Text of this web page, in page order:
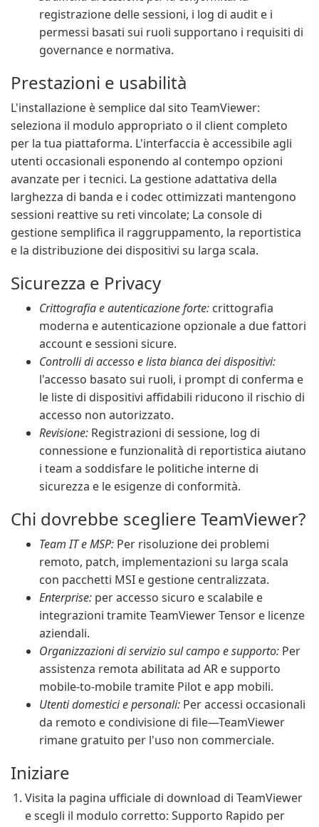
registrazione delle sessioni, i log di audit e i
permessi basati sui ruoli supportano i requisiti di
governance e normativa.
Prestazioni e usabilità
L'installazione è semplice dal sito TeamViewer:
seleziona il modulo appropriato o il client completo
per la tua piattaforma. L'interfaccia è accessibile agli
utenti occasionali esponendo al contempo opzioni
avanzate per i tecnici. La gestione adattativa della
larghezza di banda e i codec ottimizzati mantengono
sessioni reattive su reti vincolate; La console di
gestione semplifica il raggruppamento, la reportistica
e la distribuzione dei dispositivi su larga scala.
Sicurezza e Privacy
Crittografia e autenticazione forte: crittografia
moderna e autenticazione opzionale a due fattori
account e sessioni sicure.
Controlli di accesso e lista bianca dei dispositivi:
l'accesso basato sui ruoli, i prompt di conferma e
le liste di dispositivi affidabili riducono il rischio di
accesso non autorizzato.
Revisione: Registrazioni di sessione, log di
connessione e funzionalità di reportistica aiutano
i team a soddisfare le politiche interne di
sicurezza e le esigenze di conformità.
Chi dovrebbe scegliere TeamViewer?
Team IT e MSP: Per risoluzione dei problemi
remoto, patch, implementazioni su larga scala
con pacchetti MSI e gestione centralizzata.
Enterprise: per accesso sicuro e scalabile e
integrazioni tramite TeamViewer Tensor e licenze
aziendali.
Organizzazioni di servizio sul campo e supporto: Per
assistenza remota abilitata ad AR e supporto
mobile-to-mobile tramite Pilot e app mobili.
Utenti domestici e personali: Per accessi occasionali
da remoto e condivisione di file—TeamViewer
rimane gratuito per l'uso non commerciale.
Iniziare
Visita la pagina ufficiale di download di TeamViewer
e scegli il modulo corretto: Supporto Rapido per